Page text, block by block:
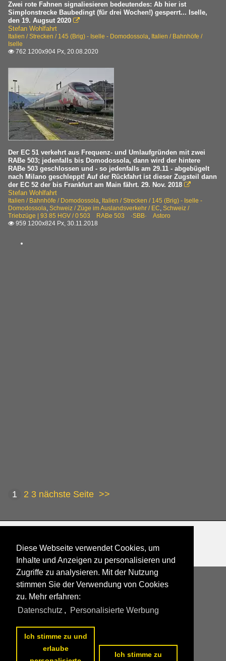
Zwei rote Fahnen signaliesieren bedeutendes: Ab hier ist
Simplonstrecke Baubedingt (für drei Wochen!) gesperrt... Iselle,
den 19. Augsut 2020 
Stefan Wohlfahrt
Italien / Strecken / 145 (Brig) - Iselle - Domodossola, Italien / Bahnhöfe /
Iselle
 762 1200x904 Px, 20.08.2020
Der EC 51 verkehrt aus Frequenz- und Umlaufgründen mit zwei
RABe 503; jedenfalls bis Domodossola, dann wird der hintere
RABe 503 geschlossen und - so jedenfalls am 29.11 - abgebügelt
nach Milano geschleppt! Auf der Rückfahrt ist dieser Zugsteil dann
der EC 52 der bis Frankfurt am Main fährt. 29. Nov. 2018 
Stefan Wohlfahrt
Italien / Bahnhöfe / Domodossola, Italien / Strecken / 145 (Brig) - Iselle -
Domodossola, Schweiz / Züge im Auslandsverkehr / EC, Schweiz /
Triebzüge | 93 85 HGV / 0 503 RABe 503 ·SBB· Astoro
 959 1200x824 Px, 30.11.2018
1 2 3 nächste Seite >>
Diese Webseite verwendet Cookies, um
Inhalte und Anzeigen zu personalisieren und
Zugriffe zu analysieren. Mit der Nutzung
stimmen Sie der Verwendung von Cookies
zu. Mehr erfahren:
Datenschutz , Personalisierte Werbung
Ich stimme zu und
erlaube
Ich stimme zu